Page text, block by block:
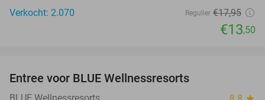
Verkocht: 2.070
Regulier €17,95
€13,50
Entree voor BLUE Wellnessresorts